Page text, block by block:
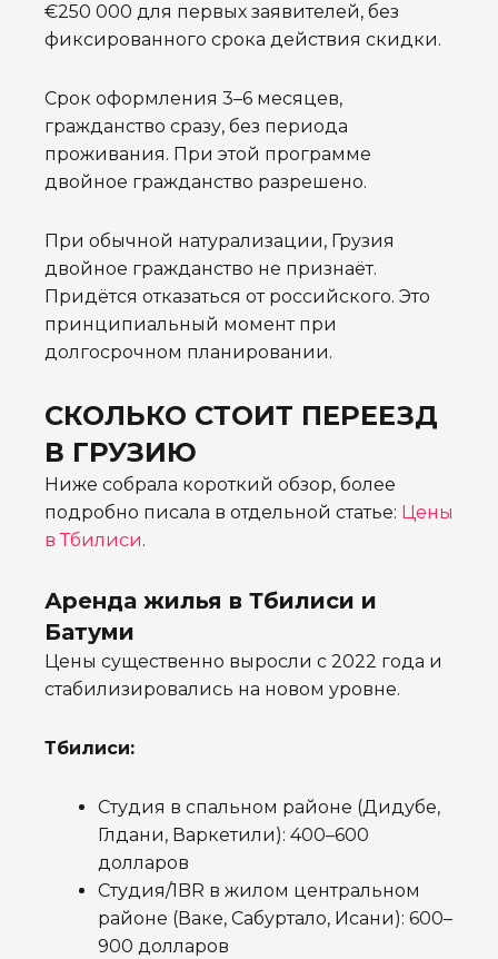
€250 000 для первых заявителей, без
фиксированного срока действия скидки.
Срок оформления 3–6 месяцев,
гражданство сразу, без периода
проживания. При этой программе
двойное гражданство разрешено.
При обычной натурализации, Грузия
двойное гражданство не признаёт.
Придётся отказаться от российского. Это
принципиальный момент при
долгосрочном планировании.
СКОЛЬКО СТОИТ ПЕРЕЕЗД
В ГРУЗИЮ
Ниже собрала короткий обзор, более
подробно писала в отдельной статье: Цены
в Тбилиси.
Аренда жилья в Тбилиси и
Батуми
Цены существенно выросли с 2022 года и
стабилизировались на новом уровне.
Тбилиси:
Студия в спальном районе (Дидубе,
Глдани, Варкетили): 400–600
долларов
Студия/1BR в жилом центральном
районе (Ваке, Сабуртало, Исани): 600–
900 долларов